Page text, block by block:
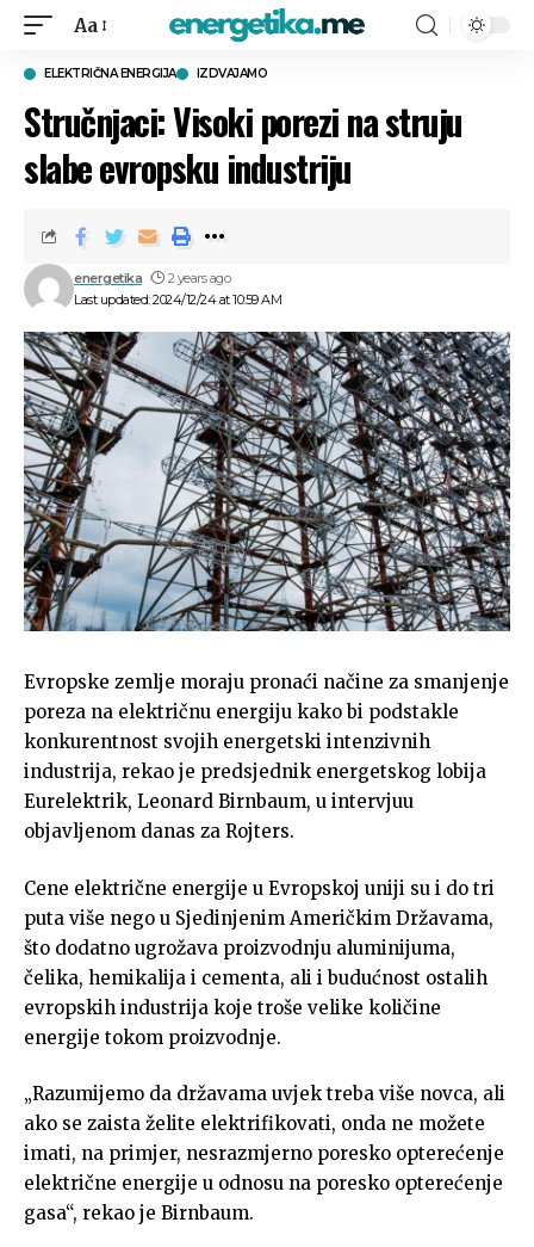
Aa
ELEKTRIČNA ENERGIJA IZDVAJAMO
Stručnjaci: Visoki porezi na struju
slabe evropsku industriju
Last updated: 2024/12/24 at 10:59 AM
energetika 2 years ago
Evropske zemlje moraju pronaći načine za smanjenje
poreza na električnu energiju kako bi podstakle
konkurentnost svojih energetski intenzivnih
industrija, rekao je predsjednik energetskog lobija
Eurelektrik, Leonard Birnbaum, u intervjuu
objavljenom danas za Rojters.
Cene električne energije u Evropskoj uniji su i do tri
puta više nego u Sjedinjenim Američkim Državama,
što dodatno ugrožava proizvodnju aluminijuma,
čelika, hemikalija i cementa, ali i budućnost ostalih
evropskih industrija koje troše velike količine
energije tokom proizvodnje.
„Razumijemo da državama uvjek treba više novca, ali
ako se zaista želite elektrifikovati, onda ne možete
imati, na primjer, nesrazmjerno poresko opterećenje
električne energije u odnosu na poresko opterećenje
gasa“, rekao je Birnbaum.